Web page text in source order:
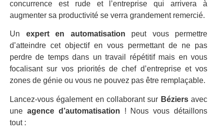
concurrence est rude et l’entreprise qui arrivera à
augmenter sa productivité se verra grandement remercié.
Un expert en automatisation peut vous permettre
d’atteindre cet objectif en vous permettant de ne pas
perdre de temps dans un travail répétitif mais en vous
focalisant sur vos priorités de chef d’entreprise et vos
zones de génie ou vous ne pouvez pas être remplaçable.
Lancez-vous également en collaborant sur Béziersavec
une agence d’automatisation ! Nous vous détaillons
tout :